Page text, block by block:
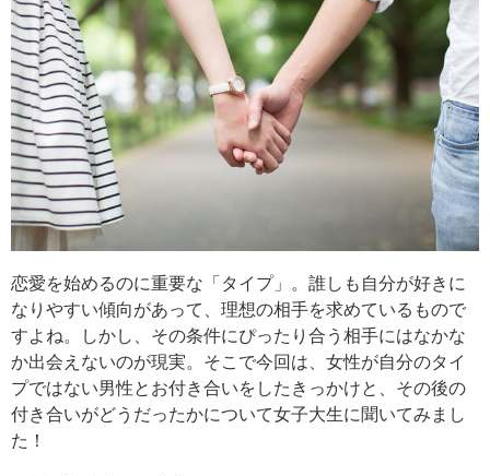
恋愛を始めるのに重要な「タイプ」。誰しも自分が好きに
なりやすい傾向があって、理想の相手を求めているもので
すよね。しかし、その条件にぴったり合う相手にはなかな
か出会えないのが現実。そこで今回は、女性が自分のタイ
プではない男性とお付き合いをしたきっかけと、その後の
付き合いがどうだったかについて女子大生に聞いてみまし
た！